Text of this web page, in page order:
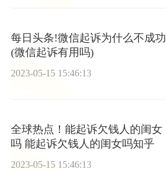
每日头条!微信起诉为什么不成功
(微信起诉有用吗)
2023-05-15 15:46:13
全球热点！能起诉欠钱人的闺女
吗 能起诉欠钱人的闺女吗知乎
2023-05-15 15:46:13